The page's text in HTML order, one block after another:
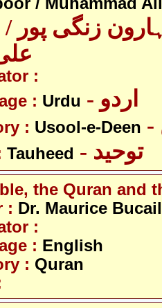
زنگی پور
:
: Urdu - اردو
: Usool-e-Deen
Tauheed - توحید
the Quran and
: Dr. Maurice
:
: English
: Quran